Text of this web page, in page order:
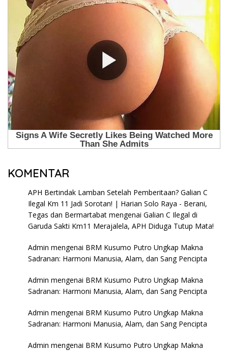
KOMENTAR
APH Bertindak Lamban Setelah Pemberitaan? Galian C
Ilegal Km 11 Jadi Sorotan! | Harian Solo Raya - Berani,
Tegas dan Bermartabat mengenai Galian C Ilegal di
Garuda Sakti Km11 Merajalela, APH Diduga Tutup Mata!
Admin mengenai BRM Kusumo Putro Ungkap Makna
Sadranan: Harmoni Manusia, Alam, dan Sang Pencipta
Admin mengenai BRM Kusumo Putro Ungkap Makna
Sadranan: Harmoni Manusia, Alam, dan Sang Pencipta
Admin mengenai BRM Kusumo Putro Ungkap Makna
Sadranan: Harmoni Manusia, Alam, dan Sang Pencipta
Admin mengenai BRM Kusumo Putro Ungkap Makna